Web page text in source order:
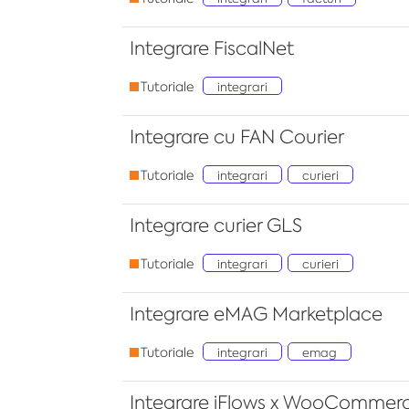
Integrare FiscalNet
Tutoriale integrari
Integrare cu FAN Courier
Tutoriale integrari curieri
Integrare curier GLS
Tutoriale integrari curieri
Integrare eMAG Marketplace
Tutoriale integrari emag
Integrare iFlows x